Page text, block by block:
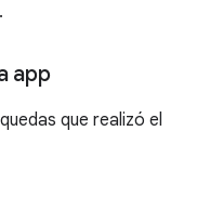
app
que realizó el